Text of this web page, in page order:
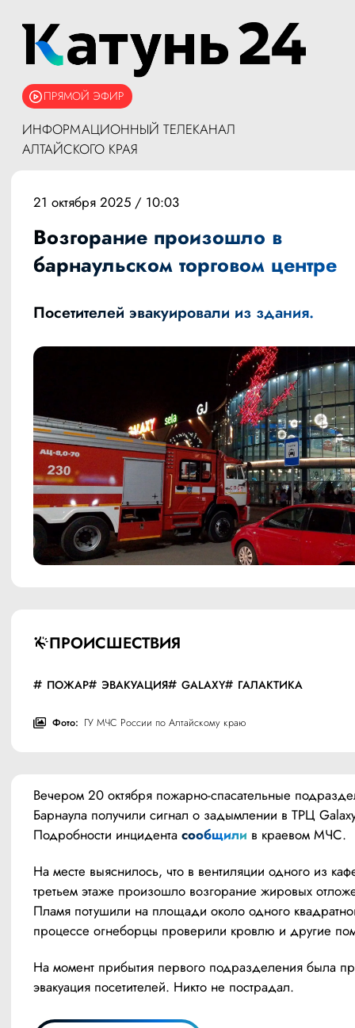
ПРЯМОЙ ЭФИР
ИНФОРМАЦИОННЫЙ ТЕЛЕКАНАЛ
АЛТАЙСКОГО КРАЯ
ПРОИСШЕСТВИЯ
ПОЖАР ЭВАКУАЦИЯ GALAXY ГАЛАКТИКА
Фото: ГУ МЧС России по Алтайскому краю
21 октября 2025 / 10:03
Возгорание произошло в
барнаульском торговом центре
Посетителей эвакуировали из здания.
Вечером 20 октября пожарно-спасательные
Барнаула получили сигнал о задымлении в ТРЦ
Подробности инцидента сообщили в краевом МЧС.
На месте выяснилось, что в вентиляции одного из
третьем этаже произошло возгорание жировых
Пламя потушили на площади около одного
процессе огнеборцы проверили кровлю и другие
На момент прибытия первого подразделения была
эвакуация посетителей. Никто не пострадал.